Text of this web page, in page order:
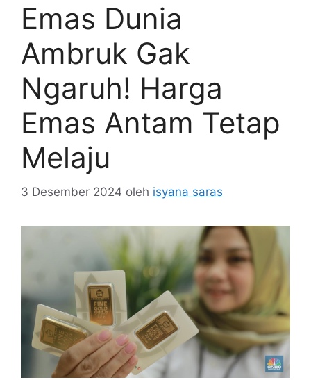
Emas Dunia
Ambruk Gak
Ngaruh! Harga
Emas Antam Tetap
Melaju
3 Desember 2024 oleh isyana saras